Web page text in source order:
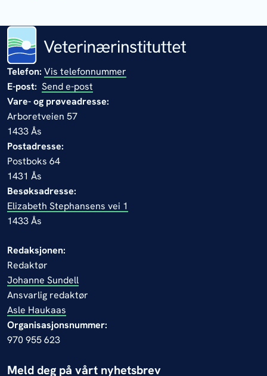
Telefon: Vis telefonnummer
E-post: Send e-post
Vare- og prøveadresse:
Arboretveien 57
1433 Ås
Postadresse:
Postboks 64
1431 Ås
Besøksadresse:
Elizabeth Stephansens vei 1
1433 Ås
Redaksjonen:
Redaktør
Johanne Sundell
Ansvarlig redaktør
Asle Haukaas
Organisasjonsnummer:
970 955 623
Meld deg på vårt nyhetsbrev